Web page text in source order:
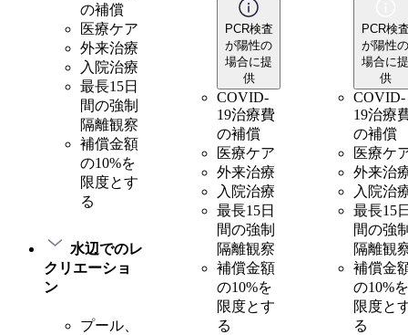
の補償
医療ケア
外来治療
入院治療
最長15日
間の強制
隔離観察
補償金額
の10%を
限度とす
る
水辺でのレ
クリエーショ
ン
プール、
PCR検査
が陽性の
場合に提
供
COVID-
19治療費
の補償
医療ケア
外来治療
入院治療
最長15日
間の強制
隔離観察
補償金額
の10%を
限度とす
る
PCR検
が陽性の
場合に提
供
COVID-
19治療
の補償
医療ケ
外来治
入院治
最長15
間の強
隔離観
補償金
の10%を
限度と
る